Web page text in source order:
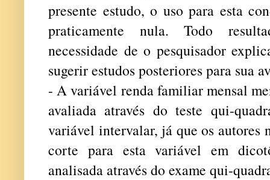
presente estudo, o uso para esta
praticamente nula. Todo
necessidade de o pesquisador
sugerir estudos posteriores para sua
- A variável renda familiar mensal
avaliada através do teste qui-
variável intervalar, já que os autores
corte para esta variável em
analisada através do exame qui-